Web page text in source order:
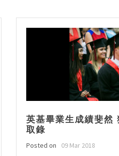
英基畢業生成績斐然
取錄
Posted on 09 Mar 2018